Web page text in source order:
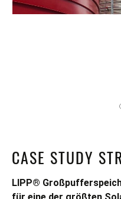
CASE STUDY
LIPP®